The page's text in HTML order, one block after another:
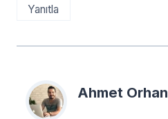
Yanıtla
Ahmet Orhan